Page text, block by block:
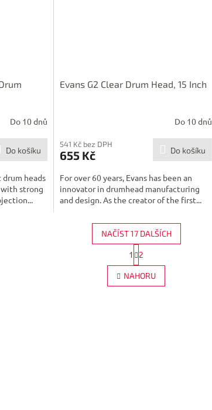
Do 10 dnů
Do košíku
drum heads
with strong
Evans G2 Clear Drum Head, 15 Inch
Do 10 dnů
541 Kč bez DPH
655 Kč Do košíku
For over 60 years, Evans has been an
innovator in drumhead manufacturing
and design. As the creator of the first...
O
v
l
NAČÍST 17 DALŠÍCH
S
t
r
á
n
1 2
NAHORU